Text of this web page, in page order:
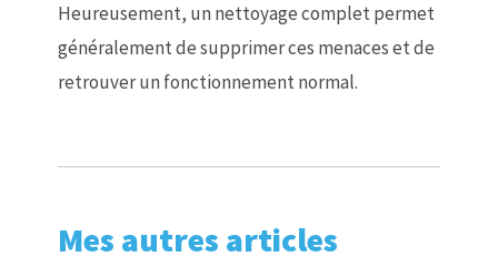
Heureusement, un nettoyage complet permet
généralement de supprimer ces menaces et de
retrouver un fonctionnement normal.
Mes autres articles